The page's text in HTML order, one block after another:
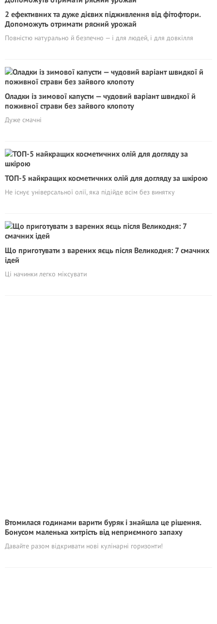
2 ефективних та дуже дієвих підживлення від фітофтори.
Допоможуть отримати рясний урожай
Повністю натурально й безпечно — і для людей, і для довкілля
Оладки із зимової капусти — чудовий варіант швидкої й
поживної страви без зайвого клопоту
Дуже смачні
ТОП-5 найкращих косметичних олій для догляду за шкірою
Не існує універсальної олії, яка підійде всім без винятку
Що приготувати з варених яєць після Великодня: 7 смачних
ідей
Ці начинки легко міксувати
Втомилася годинами варити буряк і знайшла це рішення.
Бонусом маленька хитрість від неприємного запаху
Давайте разом відкривати нові кулінарні горизонти!